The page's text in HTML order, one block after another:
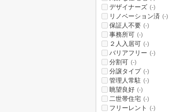
デザイナーズ (-)
リノベーション済 (-)
保証人不要 (-)
事務所可 (-)
２人入居可 (-)
バリアフリー (-)
分割可 (-)
分譲タイプ (-)
管理人常駐 (-)
眺望良好 (-)
二世帯住宅 (-)
フリーレント (-)